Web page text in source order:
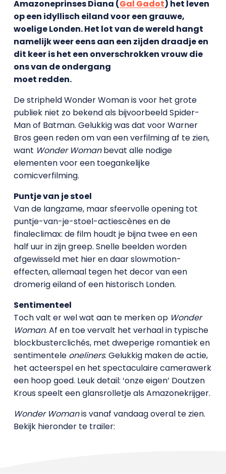
Amazoneprinses Diana (Gal Gadot) het leven
op een idyllisch eiland voor een grauwe,
woelige Londen. Het lot van de wereld hangt
namelijk weer eens aan een zijden draadje en
dit keer is het een onverschrokken vrouw die
ons van de ondergang
moet redden.
De stripheld Wonder Woman is voor het grote
publiek niet zo bekend als bijvoorbeeld Spider-
Man of Batman. Gelukkig was dat voor Warner
Bros geen reden om van een verfilming af te zien,
want Wonder Womanbevat alle nodige
elementen voor een toegankelijke
comicverfilming.
Puntje van je stoel
Van de langzame, maar sfeervolle opening tot
puntje-van-je-stoel-actiescènes en de
finaleclimax: de film houdt je bijna twee en een
half uur in zijn greep. Snelle beelden worden
afgewisseld met hier en daar slowmotion-
effecten, allemaal tegen het decor van een
dromerig eiland of een historisch Londen.
Sentimenteel
Toch valt er wel wat aan te merken op Wonder
Woman. Af en toe vervalt het verhaal in typische
blockbusterclichés, met dweperige romantiek en
sentimentele oneliners. Gelukkig maken de actie,
het acteerspel en het spectaculaire camerawerk
een hoop goed. Leuk detail: ‘onze eigen’ Doutzen
Krous speelt een glansrolletje als Amazonekrijger.
Wonder Womanis vanaf vandaag overal te zien.
Bekijk hieronder te trailer: